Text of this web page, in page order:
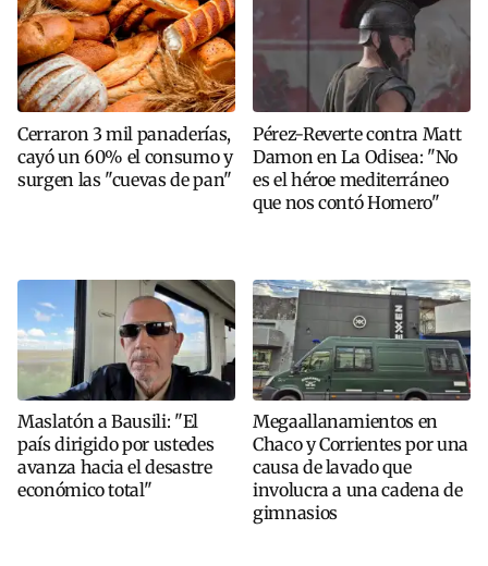
Cerraron 3 mil panaderías,
cayó un 60% el consumo y
surgen las "cuevas de pan"
Pérez-Reverte contra Matt
Damon en La Odisea: "No
es el héroe mediterráneo
que nos contó Homero"
Maslatón a Bausili: "El
país dirigido por ustedes
avanza hacia el desastre
económico total"
Megaallanamientos en
Chaco y Corrientes por una
causa de lavado que
involucra a una cadena de
gimnasios